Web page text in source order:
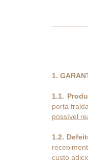
1.
1.1.
porta
possível
1.2.
custo